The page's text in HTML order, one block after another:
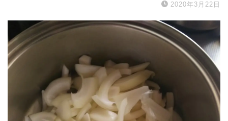
2020年3月22日